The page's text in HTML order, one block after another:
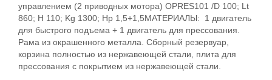
управлением (2 приводных мотора) OPRES101 /D 100; Lt
860; H 110; Kg 1300; Hp 1,5+1,5МАТЕРИАЛЫ: 1 двигатель
для быстрого подъема + 1 двигатель для прессования.
Рама из окрашенного металла. Сборный резервуар,
корзина полностью из нержавеющей стали, плита для
прессования с покрытием из нержавеющей стали.